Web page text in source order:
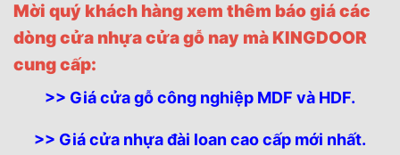
Mời quý khách hàng xem thêm báo giá các
dòngcửa nhựa cửa gỗ nay mà KINGDOOR
cung cấp:
>> Giá cửa gỗ công nghiệp MDF và HDF.
>> Giá cửa nhựa đài loan cao cấp mới nhất.